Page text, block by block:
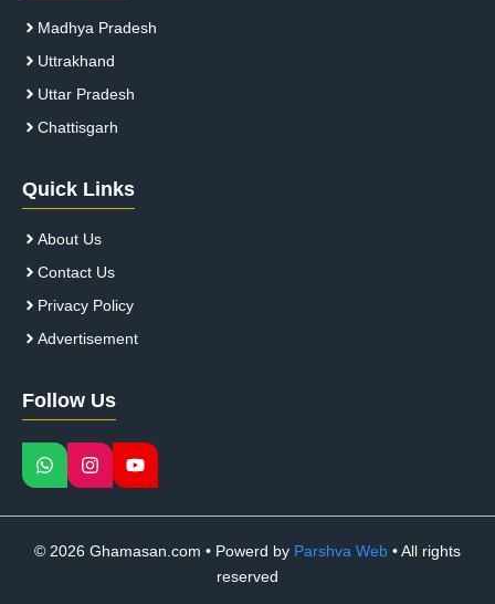
Madhya Pradesh
Uttrakhand
Uttar Pradesh
Chattisgarh
Quick Links
About Us
Contact Us
Privacy Policy
Advertisement
Follow Us
© 2026 Ghamasan.com • Powerd by Parshva Web • All rights
reserved